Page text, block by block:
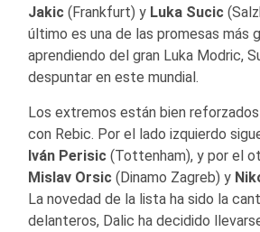
Jakic (Frankfurt) y Luka Sucic
último es una de las promesas más
aprendiendo del gran Luka Modric,
despuntar en este mundial.
Los extremos están bien
con Rebic. Por el lado izquierdo
Iván Perisic (Tottenham), y por el
Mislav Orsic (Dinamo Zagreb) y
La novedad de la lista ha sido la
delanteros, Dalic ha decidido